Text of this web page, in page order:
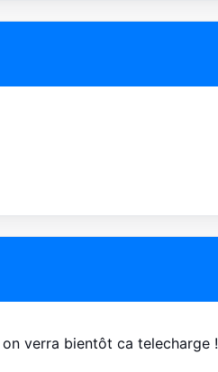
on verra bientôt ca telecharge !